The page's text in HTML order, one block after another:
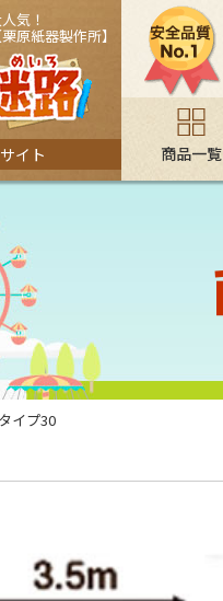
気！
原紙器製作所】
イト 商品一覧
イプ30